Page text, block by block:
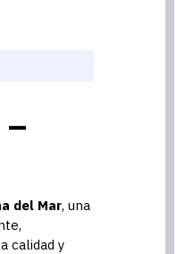
del Mar, una
calidad y